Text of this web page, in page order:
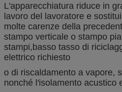
L'apparecchiatura riduce in
lavoro del lavoratore e
molte carenze della
stampo verticale o stampo
stampi,basso tasso di
elettrico richiesto
o di riscaldamento a vapore,
nonché l'isolamento acustico